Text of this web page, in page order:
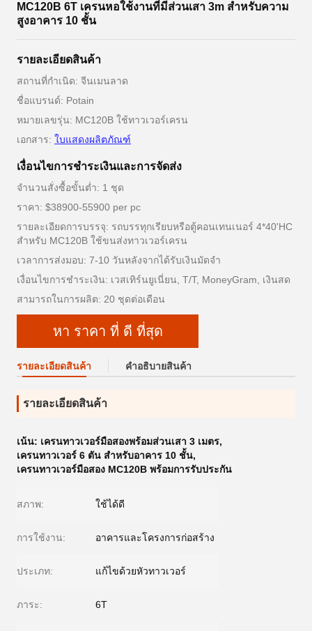
MC120B 6T เครนหอใช้งานที่มีส่วนเสา 3m สําหรับความ
สูงอาคาร 10 ชั้น
รายละเอียดสินค้า
สถานที่กำเนิด: จีนเมนลาด
ชื่อแบรนด์: Potain
หมายเลขรุ่น: MC120B ใช้ทาวเวอร์เครน
เอกสาร: ใบแสดงผลิตภัณฑ์
เงื่อนไขการชําระเงินและการจัดส่ง
จำนวนสั่งซื้อขั้นต่ำ: 1 ชุด
ราคา: $38900-55900 per pc
รายละเอียดการบรรจุ: รถบรรทุกเรียบหรือตู้คอนเทนเนอร์ 4*40'HC
สำหรับ MC120B ใช้ขนส่งทาวเวอร์เครน
เวลาการส่งมอบ: 7-10 วันหลังจากได้รับเงินมัดจำ
เงื่อนไขการชำระเงิน: เวสเทิร์นยูเนี่ยน, T/T, MoneyGram, เงินสด
สามารถในการผลิต: 20 ชุดต่อเดือน
หา ราคา ที่ ดี ที่สุด
รายละเอียดสินค้า คําอธิบายสินค้า
รายละเอียดสินค้า
เน้น: เครนทาวเวอร์มือสองพร้อมส่วนเสา 3 เมตร,
เครนทาวเวอร์ 6 ตัน สำหรับอาคาร 10 ชั้น,
เครนทาวเวอร์มือสอง MC120B พร้อมการรับประกัน
สภาพ: ใช้ได้ดี
การใช้งาน: อาคารและโครงการก่อสร้าง
ประเภท: แก้ไขด้วยหัวทาวเวอร์
ภาระ: 6T